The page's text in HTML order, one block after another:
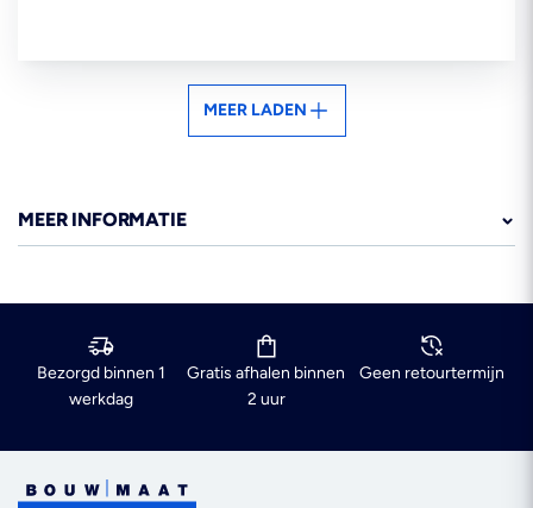
MEER LADEN
MEER INFORMATIE
Bezorgd binnen 1
werkdag
Gratis afhalen binnen
2 uur
Geen retourtermijn